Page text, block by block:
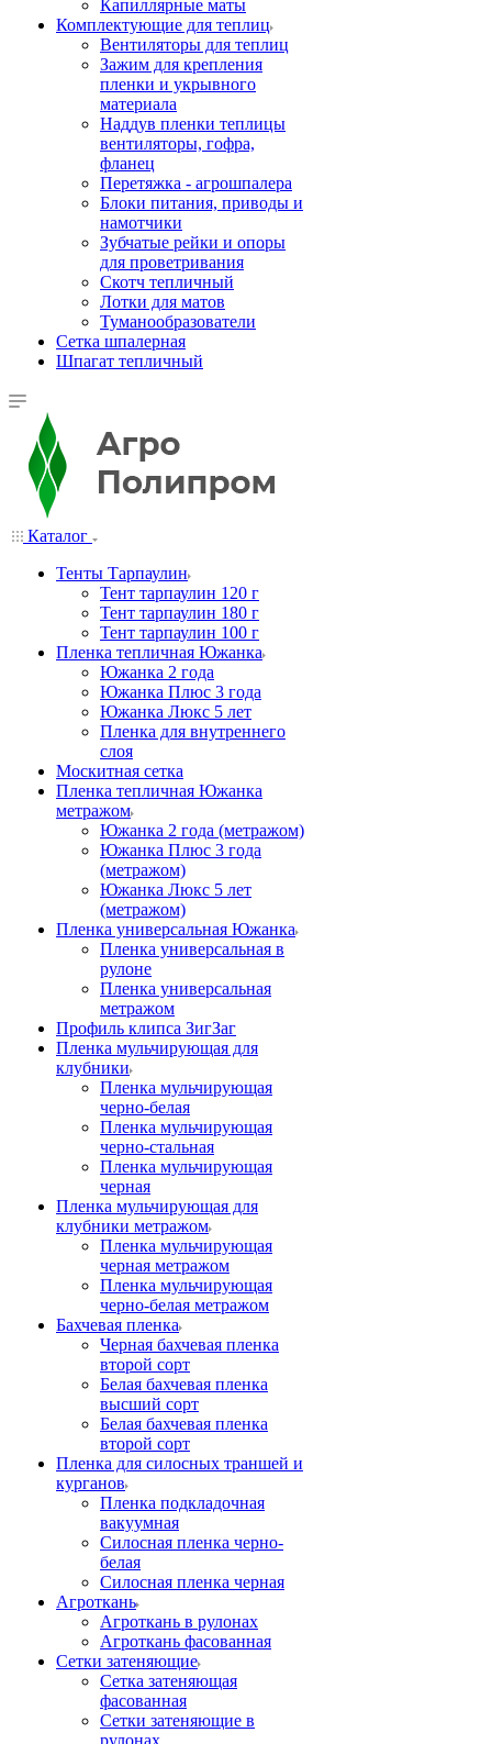
Капиллярные маты
Комплектующие для теплиц
Вентиляторы для теплиц
Зажим для крепления
пленки и укрывного
материала
Наддув пленки теплицы
вентиляторы, гофра,
фланец
Перетяжка - агрошпалера
Блоки питания, приводы и
намотчики
Зубчатые рейки и опоры
для проветривания
Скотч тепличный
Лотки для матов
Туманообразователи
Сетка шпалерная
Шпагат тепличный
Каталог
Тенты Тарпаулин
Тент тарпаулин 120 г
Тент тарпаулин 180 г
Тент тарпаулин 100 г
Пленка тепличная Южанка
Южанка 2 года
Южанка Плюс 3 года
Южанка Люкс 5 лет
Пленка для внутреннего
слоя
Москитная сетка
Пленка тепличная Южанка
метражом
Южанка 2 года (метражом)
Южанка Плюс 3 года
(метражом)
Южанка Люкс 5 лет
(метражом)
Пленка универсальная Южанка
Пленка универсальная в
рулоне
Пленка универсальная
метражом
Профиль клипса ЗигЗаг
Пленка мульчирующая для
клубники
Пленка мульчирующая
черно-белая
Пленка мульчирующая
черно-стальная
Пленка мульчирующая
черная
Пленка мульчирующая для
клубники метражом
Пленка мульчирующая
черная метражом
Пленка мульчирующая
черно-белая метражом
Бахчевая пленка
Черная бахчевая пленка
второй сорт
Белая бахчевая пленка
высший сорт
Белая бахчевая пленка
второй сорт
Пленка для силосных траншей и
курганов
Пленка подкладочная
вакуумная
Силосная пленка черно-
белая
Силосная пленка черная
Агроткань
Агроткань в рулонах
Агроткань фасованная
Сетки затеняющие
Сетка затеняющая
фасованная
Сетки затеняющие в
рулонах